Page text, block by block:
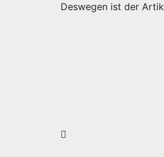
Deswegen ist der